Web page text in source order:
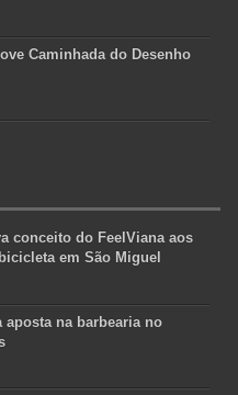
Caminhada do Desenho
conceito do FeelViana aos
em São Miguel
aposta na barbearia no